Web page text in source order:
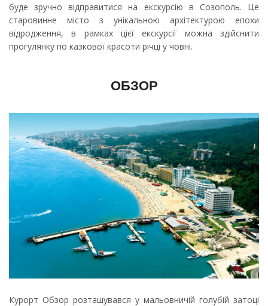
буде зручно відправитися на екскурсію в Созополь. Це
старовинне місто з унікальною архітектурою епохи
відродження, в рамках цієї екскурсії можна здійснити
прогулянку по казкової красоти річці у човні.
ОБЗОР
Курорт Обзор розташувався у мальовничій голубій затоці